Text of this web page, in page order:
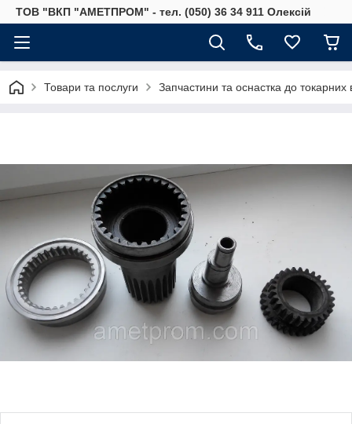
ТОВ "ВКП "АМЕТПРОМ" - тел. (050) 36 34 911 Олексій
Товари та послуги Запчастини та оснастка до токарних